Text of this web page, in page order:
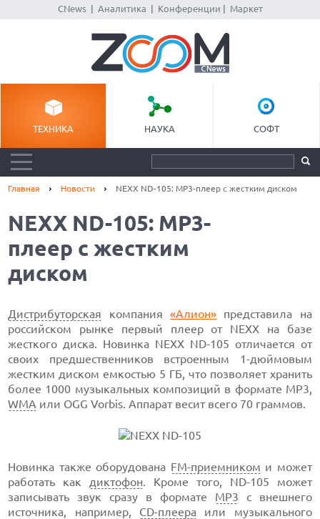
CNews| Аналитика Конференции Маркет
ТЕХНИКА НАУКА СОФТ
Главная Новости NEXX ND-105: МР3-плеер с жестким диском
NEXX ND-105: МР3-
плеер с жестким
диском
Дистрибуторская компания «Алион» представила на
российском рынке первый плеер от NEXX на базе
жесткого диска. Новинка NEXX ND-105 отличается от
своих предшественников встроенным 1-дюймовым
жестким диском емкостью 5 ГБ, что позволяет хранить
более 1000 музыкальных композиций в формате MP3,
WMA или OGG Vorbis. Аппарат весит всего 70 граммов.
Новинка также оборудована FM-приемником и может
работать как диктофон. Кроме того, ND-105 может
записывать звук сразу в формате MP3 с внешнего
источника, например, CD-плеера или музыкального